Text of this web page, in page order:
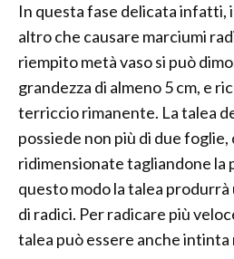
In questa fase delicata infatti,
altro che causare marciumi
riempito metà vaso si può
grandezza di almeno 5 cm, e
terriccio rimanente. La talea
possiede non più di due
ridimensionate tagliandone la
questo modo la talea
di radici. Per radicare più
talea può essere anche intinta